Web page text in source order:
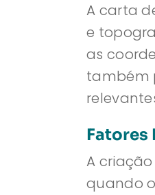
A carta
e
as
também
A
quando